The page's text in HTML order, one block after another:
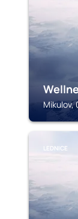
Mikulov,
LEDNICE